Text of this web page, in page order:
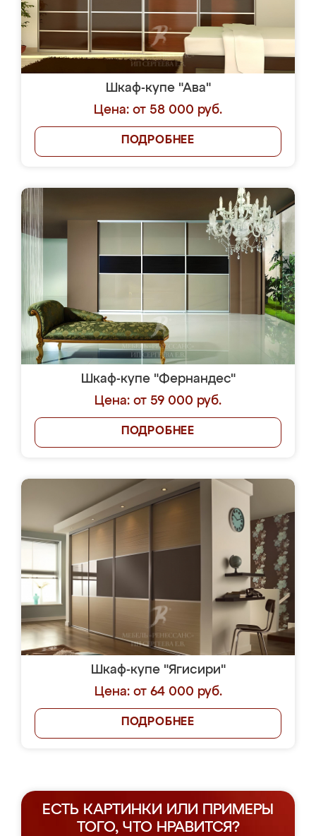
Шкаф-купе "Ава"
Цена: от 58 000 руб.
ПОДРОБНЕЕ
Шкаф-купе "Фернандес"
Цена: от 59 000 руб.
ПОДРОБНЕЕ
Шкаф-купе "Ягисири"
Цена: от 64 000 руб.
ПОДРОБНЕЕ
ЕСТЬ КАРТИНКИ ИЛИ ПРИМЕРЫ
ТОГО, ЧТО НРАВИТСЯ?